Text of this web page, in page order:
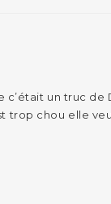
c’était un truc de
trop chou elle